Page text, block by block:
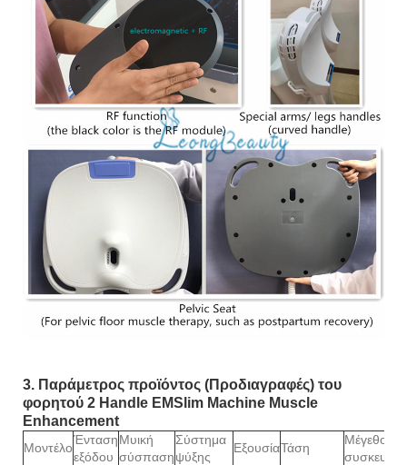
3. Παράμετρος προϊόντος (Προδιαγραφές) του
φορητού 2 Handle EMSlim Machine Muscle
Enhancement
Μοντέλο
Ένταση
εξόδου
Μυική
σύσπαση
Σύστημα
ψύξης
ΕξουσίαΤάση
Μέγεθος